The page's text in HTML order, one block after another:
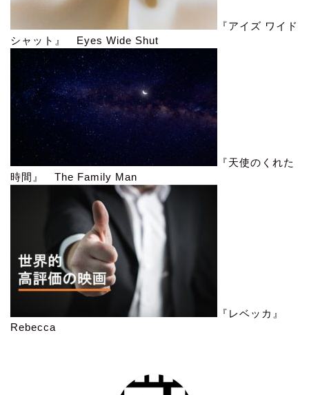
『アイズ ワイド
シャット』 Eyes Wide Shut
『天使のくれた
時間』 The Family Man
『レベッカ』
Rebecca